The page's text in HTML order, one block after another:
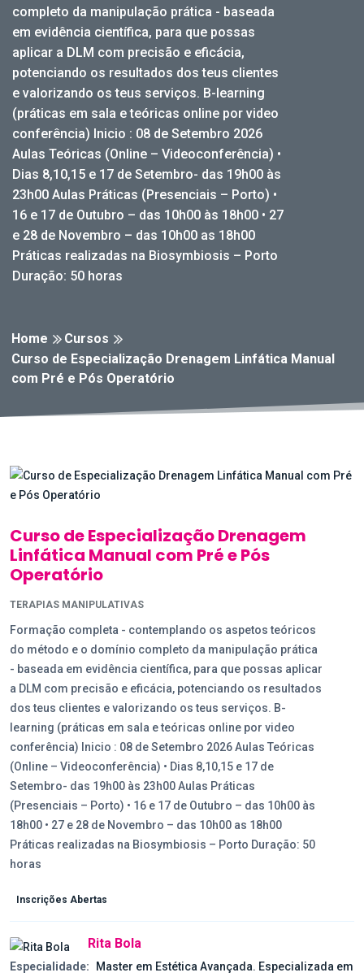
completo da manipulação prática - baseada
em evidência científica, para que possas
aplicar a DLM com precisão e eficácia,
potenciando os resultados dos teus clientes
e valorizando os teus serviços. B-learning
(práticas em sala e teóricas online por video
conferência) Inicio : 08 de Setembro 2026
Aulas Teóricas (Online – Videoconferência) •
Dias 8,10,15 e 17 de Setembro- das 19h00 às
23h00 Aulas Práticas (Presenciais – Porto) •
16 e 17 de Outubro – das 10h00 às 18h00 • 27
e 28 de Novembro – das 10h00 as 18h00
Práticas realizadas na Biosymbiosis – Porto
Duração: 50 horas
Home
Cursos
Curso de Especialização Drenagem Linfática Manual
com Pré e Pós Operatório
Curso de Especialização Drenagem
Linfática Manual com Pré e Pós
Operatório
TERAPIAS MANIPULATIVAS
Formação completa - contemplando os aspetos teóricos
do método e o domínio completo da manipulação prática
- baseada em evidência científica, para que possas aplicar
a DLM com precisão e eficácia, potenciando os resultados
dos teus clientes e valorizando os teus serviços. B-
learning (práticas em sala e teóricas online por video
conferência) Inicio : 08 de Setembro 2026 Aulas Teóricas
(Online – Videoconferência) • Dias 8,10,15 e 17 de
Setembro- das 19h00 às 23h00 Aulas Práticas
(Presenciais – Porto) • 16 e 17 de Outubro – das 10h00 às
18h00 • 27 e 28 de Novembro – das 10h00 as 18h00
Práticas realizadas na Biosymbiosis – Porto Duração: 50
horas
Inscrições Abertas
Rita Bola
Especialidade:
Master em Estética Avançada. Especializada em